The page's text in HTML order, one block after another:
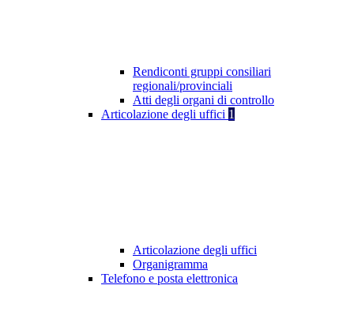
Rendiconti gruppi consiliari
regionali/provinciali
Atti degli organi di controllo
Articolazione degli uffici 1
Articolazione degli uffici
Organigramma
Telefono e posta elettronica